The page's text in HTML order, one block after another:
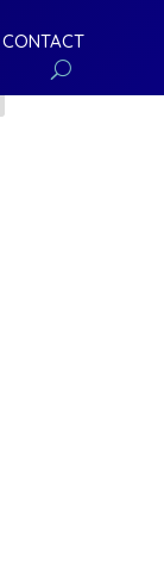
CONTACT